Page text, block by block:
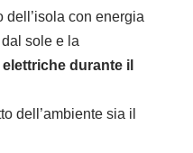
dell’isola con energia
sole e la
durante il
dell’ambiente sia il